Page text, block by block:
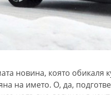
новина, която обикаля
на името. О, да,